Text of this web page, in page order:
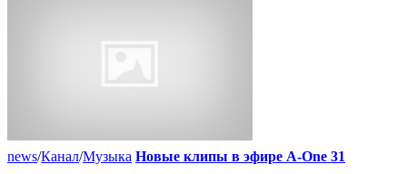
news/Канал/Музыка Новые клипы в эфире A-One 31